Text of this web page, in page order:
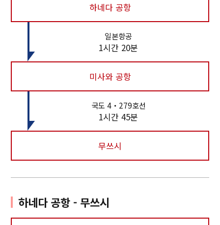
하네다 공항
일본항공
1시간 20분
미사와 공항
국도 4・279호선
1시간 45분
무쓰시
하네다 공항 - 무쓰시
Twitter에 공유
Facebook에 공유
링크 복사